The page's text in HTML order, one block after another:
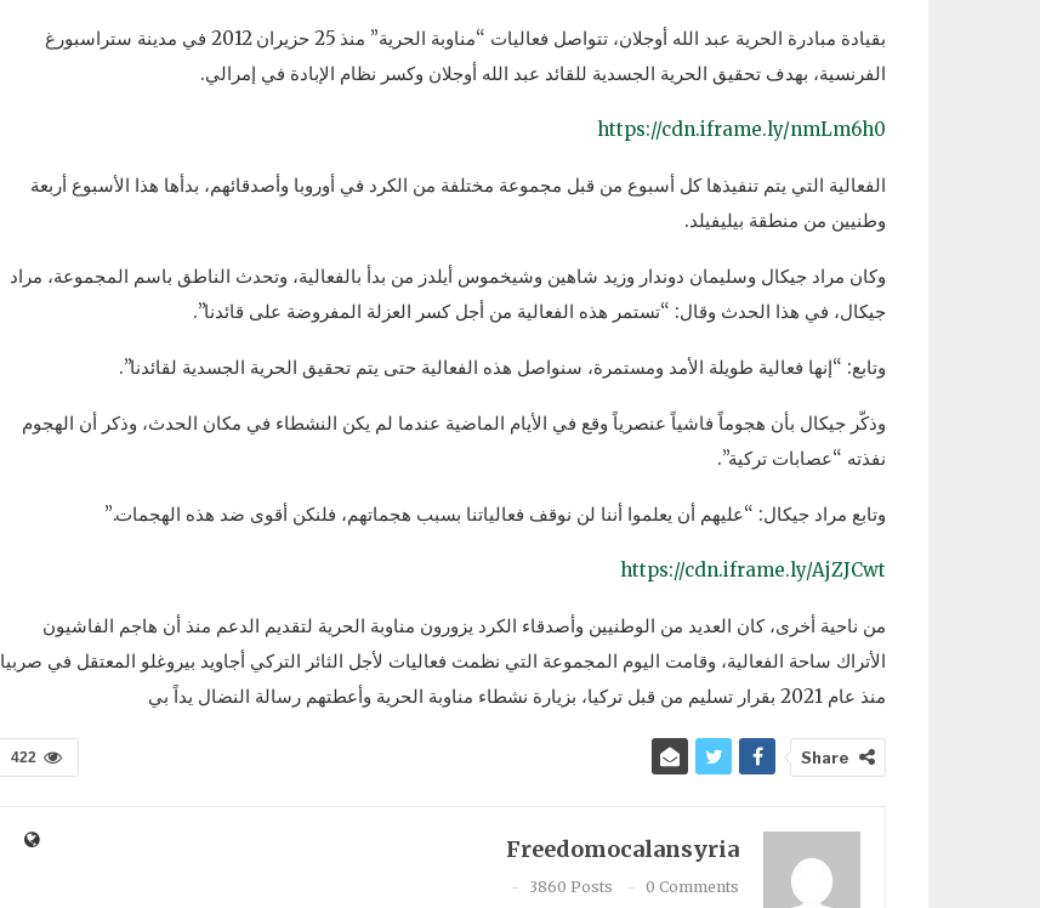
بقيادة مبادرة الحرية عبد الله أوجلان، تتواصل فعاليات “مناوبة الحرية” منذ 25 حزيران 2012 في مدينة ستراسبورغ
الفرنسية، بهدف تحقيق الحرية الجسدية للقائد عبد الله أوجلان وكسر نظام الإبادة في إمرالي.
https://cdn.iframe.ly/nmLm6h0
الفعالية التي يتم تنفيذها كل أسبوع من قبل مجموعة مختلفة من الكرد في أوروبا وأصدقائهم، بدأها هذا الأسبوع أربعة
وطنيين من منطقة بيليفيلد.
وكان مراد جيكال وسليمان دوندار وزيد شاهين وشيخموس أيلدز من بدأ بالفعالية، وتحدث الناطق باسم المجموعة، مراد
جيكال، في هذا الحدث وقال: “تستمر هذه الفعالية من أجل كسر العزلة المفروضة على قائدنا”.
وتابع: “إنها فعالية طويلة الأمد ومستمرة، سنواصل هذه الفعالية حتى يتم تحقيق الحرية الجسدية لقائدنا”.
وذكّر جيكال بأن هجوماً فاشياً عنصرياً وقع في الأيام الماضية عندما لم يكن النشطاء في مكان الحدث، وذكر أن الهجوم
نفذته “عصابات تركية”.
وتابع مراد جيكال: “عليهم أن يعلموا أننا لن نوقف فعالياتنا بسبب هجماتهم، فلنكن أقوى ضد هذه الهجمات.”
https://cdn.iframe.ly/AjZJCwt
من ناحية أخرى، كان العديد من الوطنيين وأصدقاء الكرد يزورون مناوبة الحرية لتقديم الدعم منذ أن هاجم الفاشيون
الأتراك ساحة الفعالية، وقامت اليوم المجموعة التي نظمت فعاليات لأجل الثائر التركي أجاويد بيروغلو المعتقل في صربيا
منذ عام 2021 بقرار تسليم من قبل تركيا، بزيارة نشطاء مناوبة الحرية وأعطتهم رسالة النضال يداً بي
422 Share
Freedomocalansyria
3860 Posts 0 Comments